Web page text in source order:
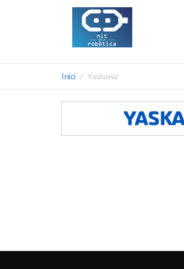
Inici Yaskawa